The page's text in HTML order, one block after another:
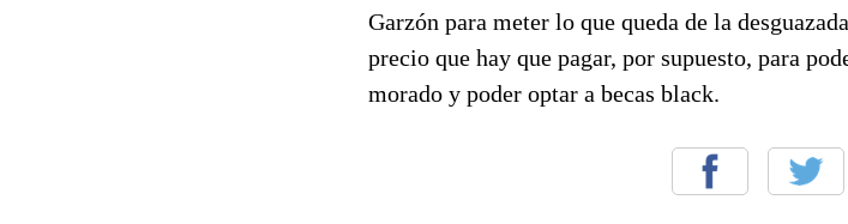
Garzón para meter lo que queda de la
precio que hay que pagar, por supuesto, para
morado y poder optar a becas black.